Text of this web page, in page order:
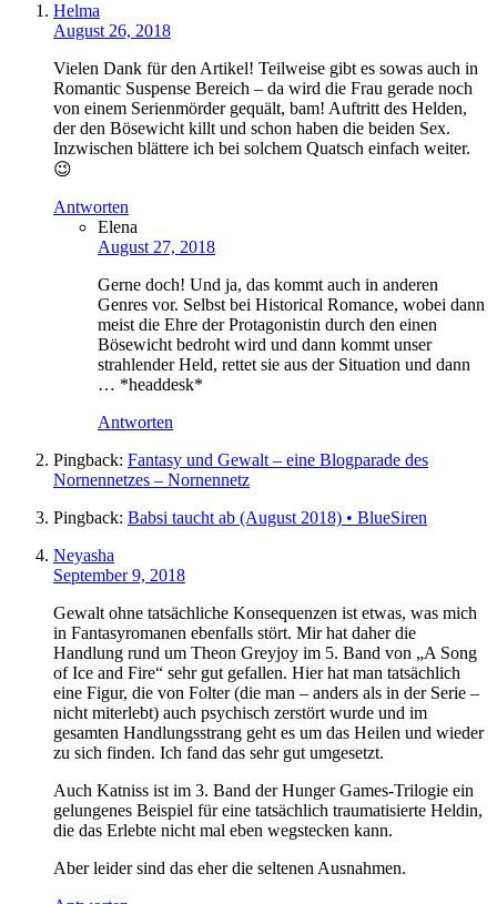
Helma
August 26, 2018
Vielen Dank für den Artikel! Teilweise gibt es sowas auch in
Romantic Suspense Bereich – da wird die Frau gerade noch
von einem Serienmörder gequält, bam! Auftritt des Helden,
der den Bösewicht killt und schon haben die beiden Sex.
Inzwischen blättere ich bei solchem Quatsch einfach weiter.
😉
Antworten
Elena
August 27, 2018
Gerne doch! Und ja, das kommt auch in anderen
Genres vor. Selbst bei Historical Romance, wobei dann
meist die Ehre der Protagonistin durch den einen
Bösewicht bedroht wird und dann kommt unser
strahlender Held, rettet sie aus der Situation und dann
… *headdesk*
Antworten
Pingback: Fantasy und Gewalt – eine Blogparade des
Nornennetzes – Nornennetz
Pingback: Babsi taucht ab (August 2018) • BlueSiren
Neyasha
September 9, 2018
Gewalt ohne tatsächliche Konsequenzen ist etwas, was mich
in Fantasyromanen ebenfalls stört. Mir hat daher die
Handlung rund um Theon Greyjoy im 5. Band von „A Song
of Ice and Fire“ sehr gut gefallen. Hier hat man tatsächlich
eine Figur, die von Folter (die man – anders als in der Serie –
nicht miterlebt) auch psychisch zerstört wurde und im
gesamten Handlungsstrang geht es um das Heilen und wieder
zu sich finden. Ich fand das sehr gut umgesetzt.
Auch Katniss ist im 3. Band der Hunger Games-Trilogie ein
gelungenes Beispiel für eine tatsächlich traumatisierte Heldin,
die das Erlebte nicht mal eben wegstecken kann.
Aber leider sind das eher die seltenen Ausnahmen.